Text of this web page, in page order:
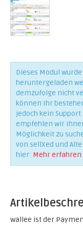
Dieses Modul
heruntergeladen
demzufolge nicht
können Ihr
jedoch kein
empfehlen wir
Möglichkeit zu
von sellXed und
hier: Mehr erfahren
wallee ist der